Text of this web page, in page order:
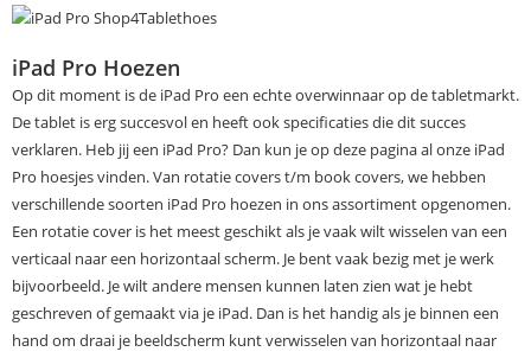
iPad Pro Hoezen
Op dit moment is de iPad Pro een echte overwinnaar op de tabletmarkt.
De tablet is erg succesvol en heeft ook specificaties die dit succes
verklaren. Heb jij een iPad Pro? Dan kun je op deze pagina al onze iPad
Pro hoesjes vinden. Van rotatie covers t/m book covers, we hebben
verschillende soorten iPad Pro hoezen in ons assortiment opgenomen.
Een rotatie cover is het meest geschikt als je vaak wilt wisselen van een
verticaal naar een horizontaal scherm. Je bent vaak bezig met je werk
bijvoorbeeld. Je wilt andere mensen kunnen laten zien wat je hebt
geschreven of gemaakt via je iPad. Dan is het handig als je binnen een
hand om draai je beeldscherm kunt verwisselen van horizontaal naar